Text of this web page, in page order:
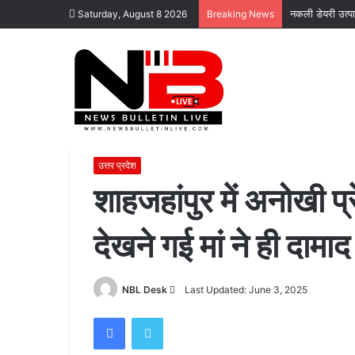
Saturday, August 8 2026 Breaking News नकली डेयरी
Home /उत्तर प्रदेश /शाहजहांपुर में अनोखी प्रेम कहानी: बेटी के
उत्तर प्रदेश
शाहजहांपुर में अनोखी
देखने गई मां ने ही
NBL Desk
Send
Last Updated: June 3, 2025
FacebookTwitter
कोटद्वार
के
दुगड्डा
पर
November 16, 2023